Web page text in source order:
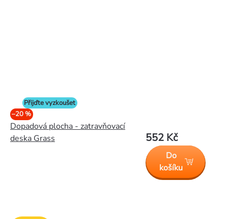
Přijďte vyzkoušet
–20 %
Dopadová plocha - zatravňovací
deska Grass
552 Kč
Do
košíku